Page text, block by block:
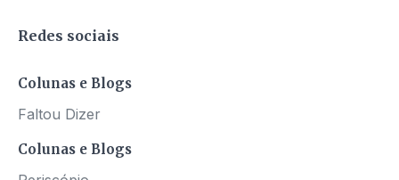
Redes sociais
Colunas e Blogs
Faltou Dizer
Colunas e Blogs